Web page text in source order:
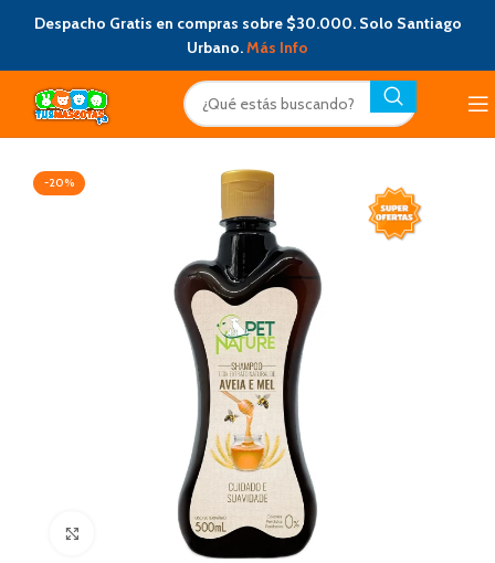
Despacho Gratis en compras sobre $30.000. Solo Santiago
Urbano.Más Info
-20%
Click to enlarge